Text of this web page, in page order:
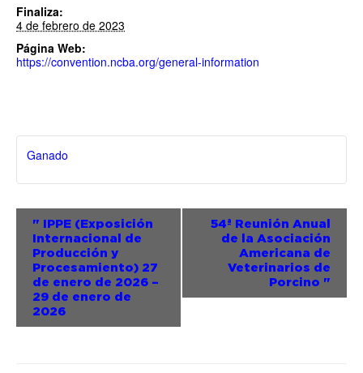
Finaliza:
4 de febrero de 2023
Página Web:
https://convention.ncba.org/general-information
Ganado
Evento
Navegación
" IPPE (Exposición
Internacional de
Producción y
Procesamiento) 27
de enero de 2026 –
29 de enero de
2026
54ª Reunión Anual
de la Asociación
Americana de
Veterinarios de
Porcino "